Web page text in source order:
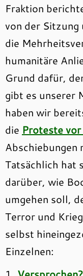
Fraktion
von der Sitzung
die
humanitäre
Grund dafür,
gibt es unserer
haben wir
die Proteste
Tatsächlich hat
darüber, wie
umgehen soll,
Terror und
selbst
Einzelnen: